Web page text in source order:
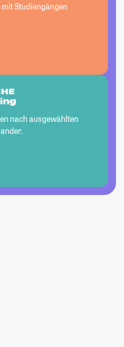
Studiengängen
nach ausgewählten